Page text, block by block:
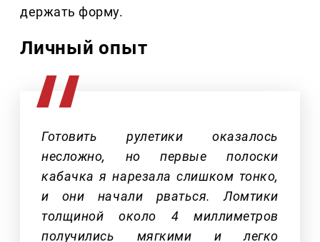
держать форму.
Личный опыт
Готовить рулетики оказалось
несложно, но первые полоски
кабачка я нарезала слишком тонко,
и они начали рваться. Ломтики
толщиной около 4 миллиметров
получились мягкими и легко